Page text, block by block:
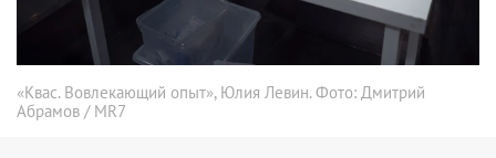
«Квас. Вовлекающий опыт», Юлия Левин. Фото: Дмитрий
Абрамов / MR7